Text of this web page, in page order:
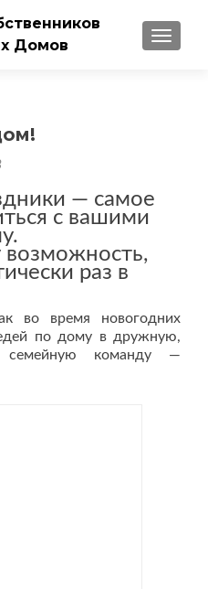
Домов
— самое
с вашими
возможность,
раз в
во время новогодних
по дому в дружную,
команду —